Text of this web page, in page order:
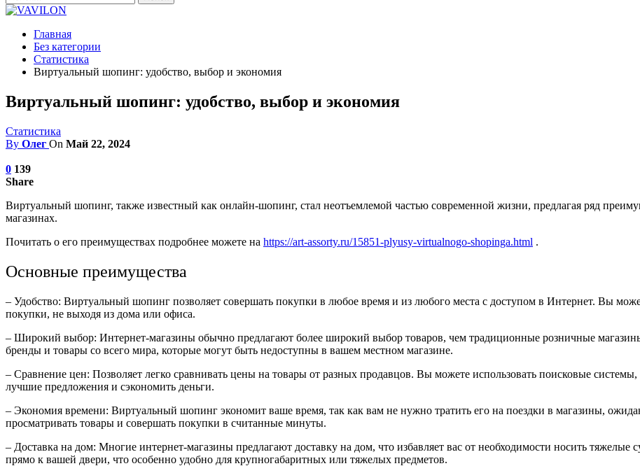
Главная
Без категории
Статистика
Виртуальный шопинг: удобство, выбор и экономия
Виртуальный шопинг: удобство, выбор и экономия
Статистика
By Олег On Май 22, 2024
0 139
Share
Виртуальный шопинг, также известный как онлайн-шопинг, стал неотъемлемой частью современной жизни, предлагая ряд
магазинах.
Почитать о его преимуществах подробнее можете на https://art-assorty.ru/15851-plyusy-virtualnogo-shopinga.html .
Основные преимущества
– Удобство: Виртуальный шопинг позволяет совершать покупки в любое время и из любого места с доступом в Интернет. Вы
покупки, не выходя из дома или офиса.
– Широкий выбор: Интернет-магазины обычно предлагают более широкий выбор товаров, чем традиционные розничные
бренды и товары со всего мира, которые могут быть недоступны в вашем местном магазине.
– Сравнение цен: Позволяет легко сравнивать цены на товары от разных продавцов. Вы можете использовать поисковые
лучшие предложения и сэкономить деньги.
– Экономия времени: Виртуальный шопинг экономит ваше время, так как вам не нужно тратить его на поездки в магазины,
просматривать товары и совершать покупки в считанные минуты.
– Доставка на дом: Многие интернет-магазины предлагают доставку на дом, что избавляет вас от необходимости носить тяжелые
прямо к вашей двери, что особенно удобно для крупногабаритных или тяжелых предметов.